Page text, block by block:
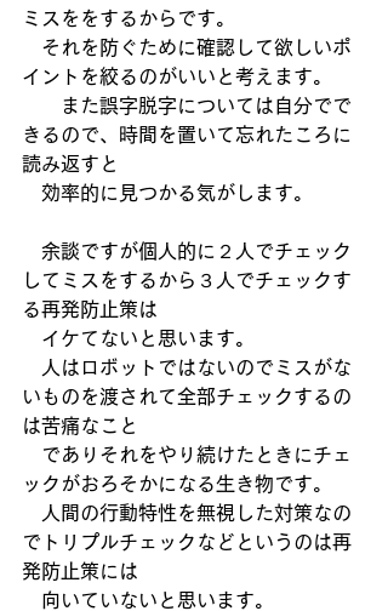
ミスををするからです。
それを防ぐために確認して欲しいポ
イントを絞るのがいいと考えます。
また誤字脱字については自分でで
きるので、時間を置いて忘れたころに
読み返すと
効率的に見つかる気がします。
余談ですが個人的に２人でチェック
してミスをするから３人でチェックす
る再発防止策は
イケてないと思います。
人はロボットではないのでミスがな
いものを渡されて全部チェックするの
は苦痛なこと
でありそれをやり続けたときにチェ
ックがおろそかになる生き物です。
人間の行動特性を無視した対策なの
でトリプルチェックなどというのは再
発防止策には
向いていないと思います。